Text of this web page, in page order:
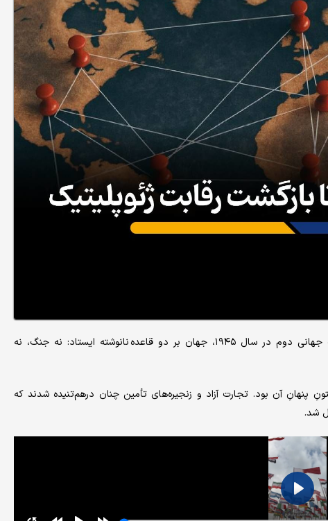
؛ پس از پایان جنگ جهانی دوم در سال ۱۹۴۵، جهان بر دو قاعده‌ نانوشته ایستاد: نه جنگ، نه
پنهانِ آن بود. تجارت آزاد و زنجیره‌های تأمین چنان درهم‌تنیده شدند که
شد.